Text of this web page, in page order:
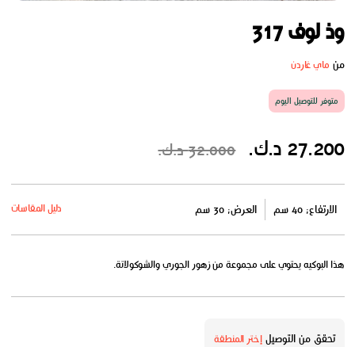
وذ لوف 317
من ماي غاردن
متوفر للتوصيل اليوم
27.200 د.ك. 32.000 د.ك.
الارتفاع: 40 سم العرض: 30 سم دليل المقاسات
هذا البوكيه يحتوي على مجموعة من زهور الجوري والشوكولاتة.
تحقق من التوصيلإختر المنطقة